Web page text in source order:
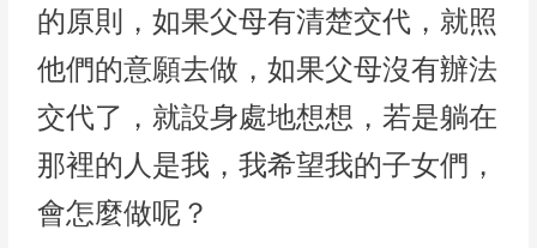
的原則，如果父母有清楚交代，就照
他們的意願去做，如果父母沒有辦法
交代了，就設身處地想想，若是躺在
那裡的人是我，我希望我的子女們，
會怎麼做呢？